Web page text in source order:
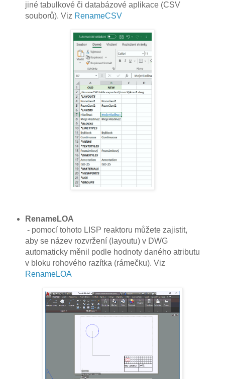
jiné tabulkové či databázové aplikace (CSV
souborů). Viz RenameCSV
RenameLOA
- pomocí tohoto LISP reaktoru můžete zajistit,
aby se název rozvržení (layoutu) v DWG
automaticky měnil podle hodnoty daného atributu
v bloku rohového razítka (rámečku). Viz
RenameLOA